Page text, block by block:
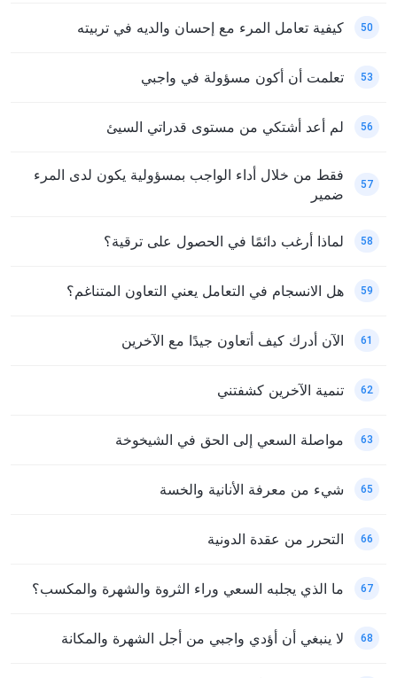
50 كيفية تعامل المرء مع إحسان والديه في تربيته
53 تعلمت أن أكون مسؤولة في واجبي
56 لم أعد أشتكي من مستوى قدراتي السيئ
57
فقط من خلال أداء الواجب بمسؤولية يكون لدى المرء
ضمير
58 لماذا أرغب دائمًا في الحصول على ترقية؟
59 هل الانسجام في التعامل يعني التعاون المتناغم؟
61 الآن أدرك كيف أتعاون جيدًا مع الآخرين
62 تنمية الآخرين كشفتني
63 مواصلة السعي إلى الحق في الشيخوخة
65 شيء من معرفة الأنانية والخسة
66 التحرر من عقدة الدونية
67 ما الذي يجلبه السعي وراء الثروة والشهرة والمكسب؟
68 لا ينبغي أن أؤدي واجبي من أجل الشهرة والمكانة